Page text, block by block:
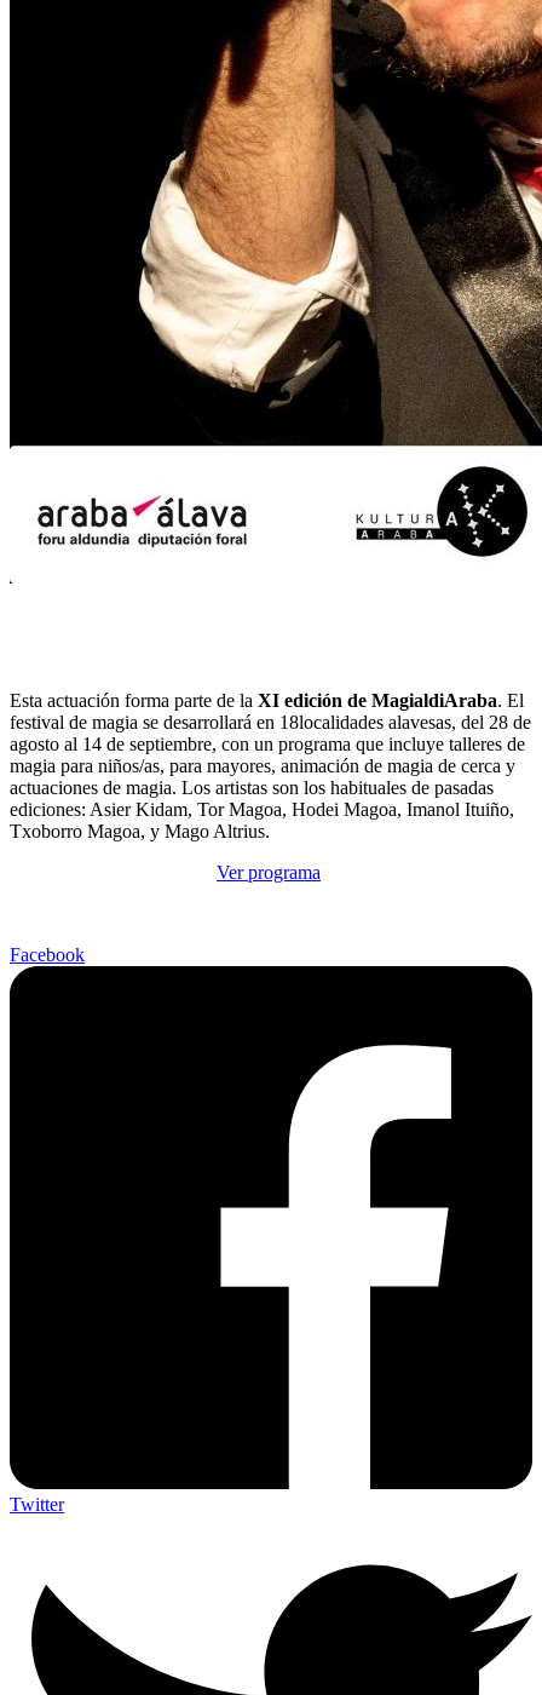
Esta actuación forma parte de la XI edición de MagialdiAraba. El
festival de magia se desarrollará en 18localidades alavesas, del 28 de
agosto al 14 de septiembre, con un programa que incluye talleres de
magia para niños/as, para mayores, animación de magia de cerca y
actuaciones de magia. Los artistas son los habituales de pasadas
ediciones: Asier Kidam, Tor Magoa, Hodei Magoa, Imanol Ituiño,
Txoborro Magoa, y Mago Altrius.
Ver programa
Facebook
Twitter